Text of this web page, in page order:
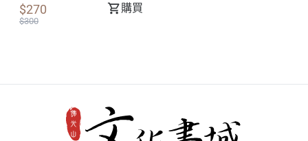
$270
$300
購買